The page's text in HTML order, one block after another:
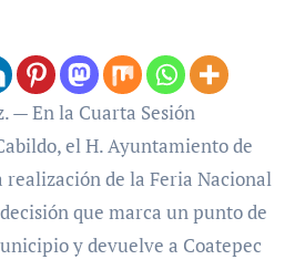
el H. Ayuntamiento de
realización de la Feria Nacional
que marca un punto de
y devuelve a Coatepec